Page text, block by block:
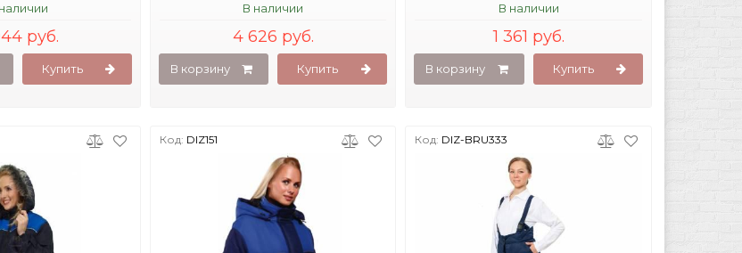
руб.
Купить
В наличии
4 626 руб.
В корзину Купить
В наличии
1 361 руб.
В корзину Купить
Код: DIZ151 Код: DIZ-BRU333